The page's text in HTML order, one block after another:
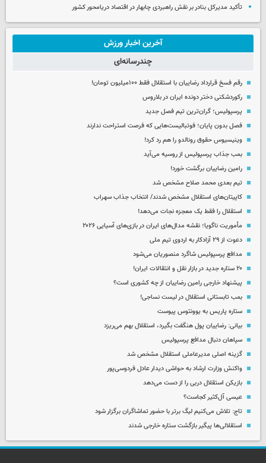
تأکید مدیرکل بنادر بر نقش راهبردی چابهار در اقتصاد دریامحور کشور
آخرین اخبار ورزش
چندرسانه‌ای
رقم فسخ قرارداد رضاییان با استقلال فقط ۱۰۰میلیون تومان!
رکوردشکنی دختر دونده ایران در بلاروس
پرسپولیس؛ گران‌ترین تیم فصل جدید
فصل بدون پایان؛ فوتبالیست‌هایی که فرصت استراحت ندارند
وینیسیوس حقوق رونالدو را هم رد کرد!
بمب جذاب پرسپولیس از روسیه می‌آید
رامین رضاییان برگشت خورد!
تیم بعدی محمد صلاح مشخص شد
کاپیتان‌های استقلال مشخص شدند/ انتخاب جذاب سهراب
استقلال را فقط یک معجزه نجات می‌دهد!
مأموریت ناگویا؛ نقشه مدال‌های ایران در بازی‌های آسیایی ۲۰۲۶
دعوت از ۲۹ آزادکار به اردوی تیم ملی
مدافع پرسپولیس شاگرد منصوریان می‌شود
۲۰ ستاره جدید در بازار نقل و انتقالات ایران!
پیشنهاد خارجی رامین رضاییان از چه کشوری است؟
بمب تابستانی استقلال در لیست نساجی!
ستاره پاریس به یوونتوس پیوست
بیانی: رضاییان پول هنگفت بگیرد، استقلال بهم می‌ریزد
سپاهان دنبال مدافع پرسپولیس
گزینه اصلی مدیرعاملی استقلال مشخص شد
واکنش وزارت ارشاد به حواشی دیدار عادل فردوسی‌پور
بازیکن استقلال دربی را از دست می‌دهد
عیسی آل‌کثیر کجاست؟
تاج: تلاش می‌کنیم لیگ برتر با حضور تماشاگران برگزار شود
استقلالی‌ها پیگیر بازگشت ستاره خارجی شدند